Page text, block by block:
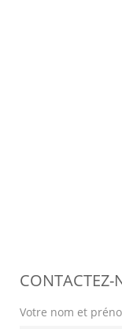
CONTACTEZ-
Votre nom et